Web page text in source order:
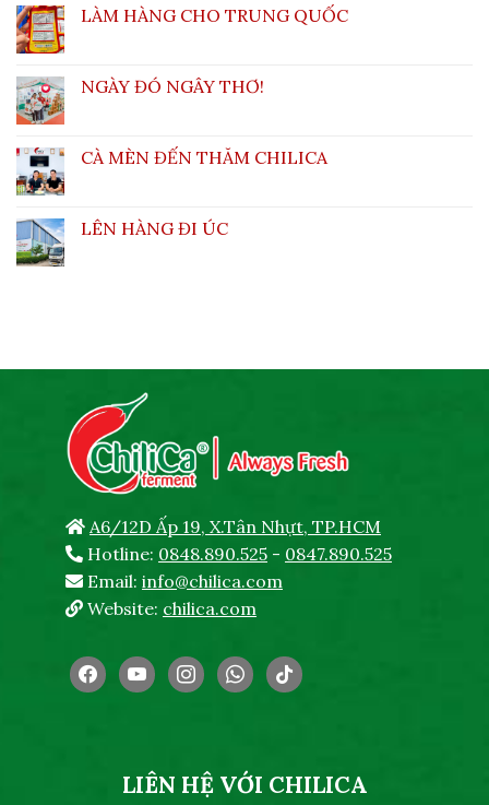
LÀM HÀNG CHO TRUNG QUỐC
NGÀY ĐÓ NGÂY THƠ!
CÀ MÈN ĐẾN THĂM CHILICA
LÊN HÀNG ĐI ÚC
A6/12D Ấp 19, X.Tân Nhựt, TP.HCM
Hotline: 0848.890.525 - 0847.890.525
Email: info@chilica.com
Website: chilica.com
facebookyoutubeinstagramwhatsapp
tiktok
LIÊN HỆ VỚI CHILICA